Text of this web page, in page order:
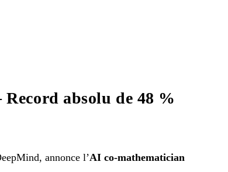
absolu de 48 %
annonce l’AI co-mathematician